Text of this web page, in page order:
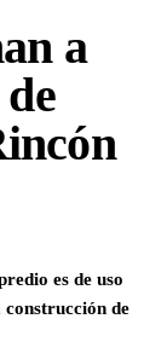
a
es de uso
de